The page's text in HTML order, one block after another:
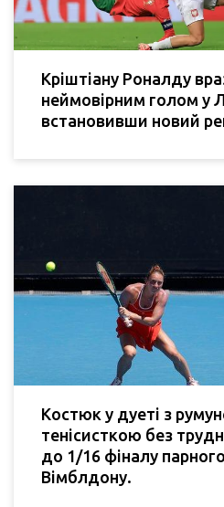
Кріштіану Роналду
неймовірним голом у
встановивши новий
Костюк у дуеті з
тенісисткою без
до 1/16 фіналу
Вімблдону.